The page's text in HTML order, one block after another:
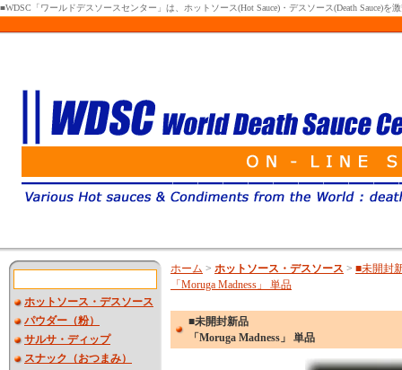
■WDSC「ワールドデスソースセンター」は、ホットソース(Hot Sauce)・デスソース(Death Sauce)
ホットソース・デスソース
パウダー（粉）
サルサ・ディップ
スナック（おつまみ）
ホーム > ホットソース・デスソース > ■未開封
「Moruga Madness」 単品
■未開封新品
「Moruga Madness」 単品